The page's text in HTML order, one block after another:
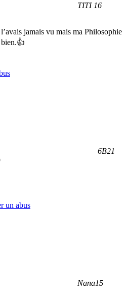
TITI 16
jamais vu mais ma Philosophie
bien.👍
6B21
un abus
Nana15